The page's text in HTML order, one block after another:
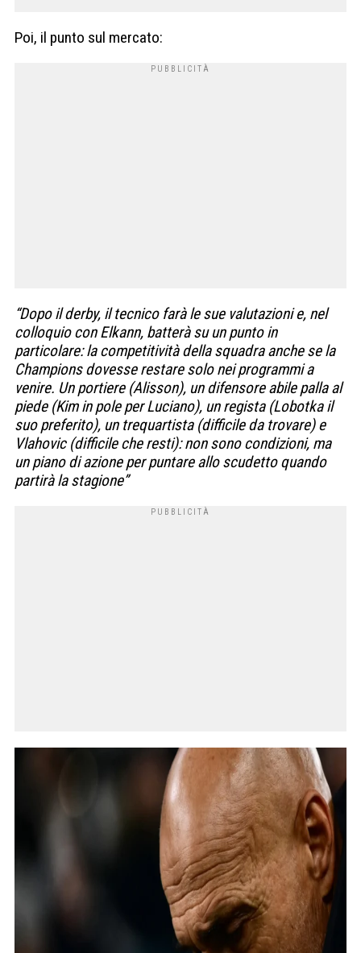
Poi, il punto sul mercato:
“Dopo il derby, il tecnico farà le sue valutazioni e, nel
colloquio con Elkann, batterà su un punto in
particolare: la competitività della squadra anche se la
Champions dovesse restare solo nei programmi a
venire. Un portiere (Alisson), un difensore abile palla al
piede (Kim in pole per Luciano), un regista (Lobotka il
suo preferito), un trequartista (difficile da trovare) e
Vlahovic (difficile che resti): non sono condizioni, ma
un piano di azione per puntare allo scudetto quando
partirà la stagione”